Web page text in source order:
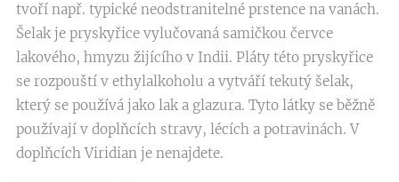
tvoří např. typické neodstranitelné prstence na vanách.
Šelak je pryskyřice vylučovaná samičkou červce
lakového, hmyzu žijícího v Indii. Pláty této pryskyřice
se rozpouští v ethylalkoholu a vytváří tekutý šelak,
který se používá jako lak a glazura. Tyto látky se běžně
používají v doplňcích stravy, lécích a potravinách. V
doplňcích Viridian je nenajdete.